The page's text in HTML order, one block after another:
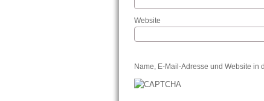
Website
Name, E-Mail-Adresse und Website